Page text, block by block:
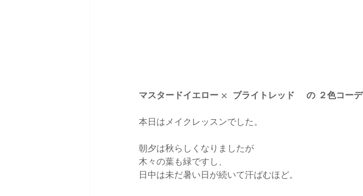
マスタードイエロー ×  ブライトレッド　 の ２色コーデ
本日はメイクレッスンでした。
朝夕は秋らしくなりましたが
木々の葉も緑ですし、
日中は未だ暑い日が続いて汗ばむほど。